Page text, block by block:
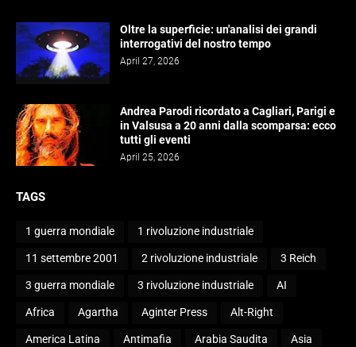
Oltre la superficie: un'analisi dei grandi
interrogativi del nostro tempo
April 27, 2026
Andrea Parodi ricordato a Cagliari, Parigi e
in Valsusa a 20 anni dalla scomparsa: ecco
tutti gli eventi
April 25, 2026
TAGS
1 guerra mondiale 1 rivoluzione industriale
11 settembre 2001 2 rivoluzione industriale 3 Reich
3 guerra mondiale 3 rivoluzione industriale AI
Africa Agartha Aginter Press Alt-Right
America Latina Antimafia Arabia Saudita Asia